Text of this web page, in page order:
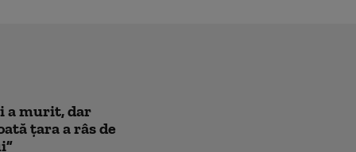
a murit, dar
țara a râs de